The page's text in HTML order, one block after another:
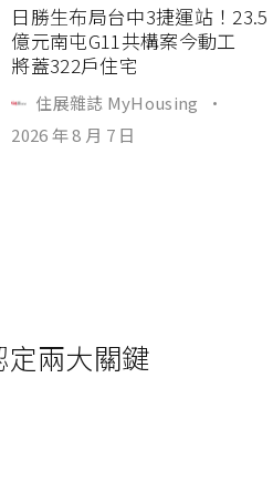
日勝生布局台中3捷運站！23.5
億元南屯G11共構案今動工
將蓋322戶住宅
住展雜誌 MyHousing
·
2026 年 8 月 7 日
定兩大關鍵